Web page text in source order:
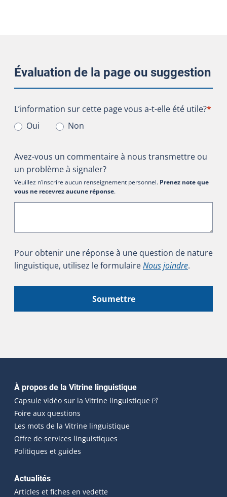
Évaluation de la page ou suggestion
L’information sur cette page vous a-t-elle été utile?
L’information sur cette page vous a-t-elle été utile?*
Oui
Non
Avez-vous un commentaire à nous transmettre ou
un problème à signaler?
Veuillez n’inscrire aucun renseignement personnel. Prenez note que
vous ne recevrez aucune réponse.
Pour obtenir une réponse à une question de nature
linguistique, utilisez le formulaireNous joindre.
Soumettre
Navigation principale
À propos de la Vitrine linguistique
Capsule vidéo sur la Vitrine linguistique(Cet hyperlien
Foire aux questions
Les mots de la Vitrine linguistique
Offre de services linguistiques
Politiques et guides
Actualités
Articles et fiches en vedette